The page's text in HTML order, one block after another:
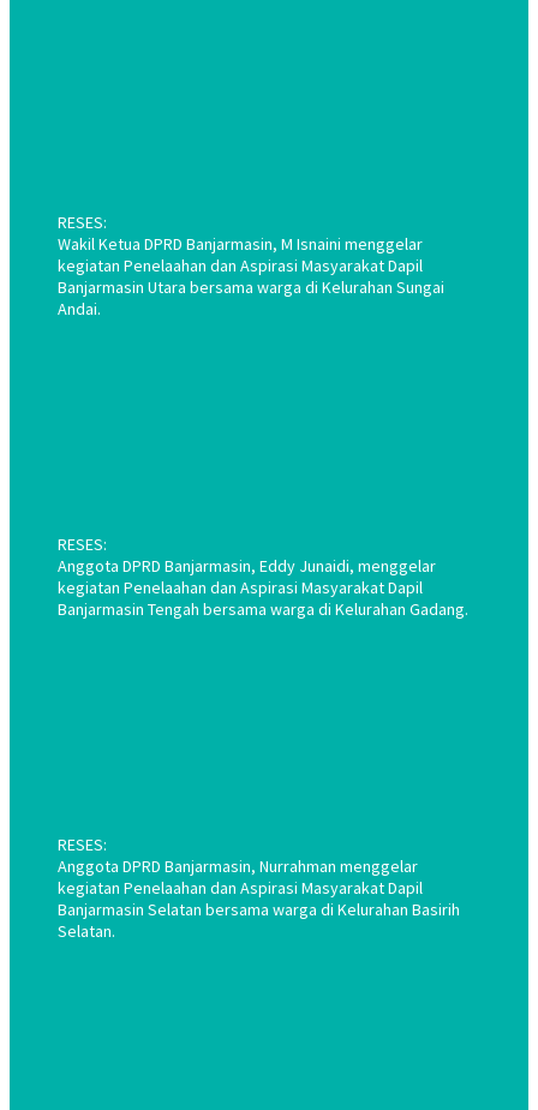
RESES:
Wakil Ketua DPRD Banjarmasin, M Isnaini menggelar
kegiatan Penelaahan dan Aspirasi Masyarakat Dapil
Banjarmasin Utara bersama warga di Kelurahan Sungai
Andai.
RESES:
Anggota DPRD Banjarmasin, Eddy Junaidi, menggelar
kegiatan Penelaahan dan Aspirasi Masyarakat Dapil
Banjarmasin Tengah bersama warga di Kelurahan Gadang.
RESES:
Anggota DPRD Banjarmasin, Nurrahman menggelar
kegiatan Penelaahan dan Aspirasi Masyarakat Dapil
Banjarmasin Selatan bersama warga di Kelurahan Basirih
Selatan.